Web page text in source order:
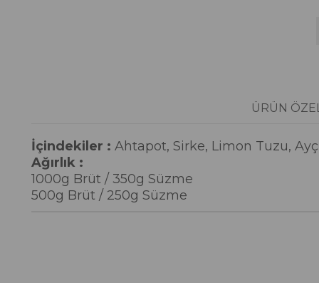
ÜRÜN
İçindekiler : Ahtapot, Sirke, Limon Tuzu,
Ağırlık :
1000g Brüt / 350g Süzme
500g Brüt / 250g Süzme